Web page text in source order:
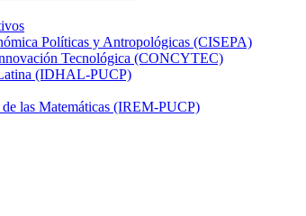
Políticas y Antropológicas (CISEPA)
Tecnológica (CONCYTEC)
(IDHAL-PUCP)
las Matemáticas (IREM-PUCP)